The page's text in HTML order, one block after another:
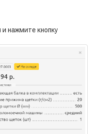
нажмите кнопку